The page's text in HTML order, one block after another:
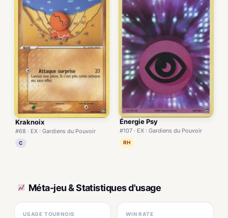
Kraknoix
#68 · EX : Gardiens du Pouvoir
C
Énergie Psy
#107 · EX : Gardiens du Pouvoir
RH
Méta-jeu & Statistiques d'usage
USAGE TOURNOIS WIN RATE